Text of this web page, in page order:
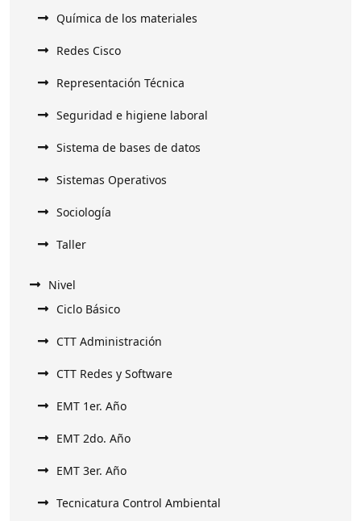
Química de los materiales
Redes Cisco
Representación Técnica
Seguridad e higiene laboral
Sistema de bases de datos
Sistemas Operativos
Sociología
Taller
Nivel
Ciclo Básico
CTT Administración
CTT Redes y Software
EMT 1er. Año
EMT 2do. Año
EMT 3er. Año
Tecnicatura Control Ambiental